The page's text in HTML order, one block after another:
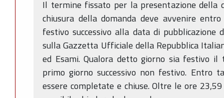
Il termine fissato per la presentazione della
chiusura della domanda deve avvenire
festivo successivo alla data di pubblicazione
sulla Gazzetta Ufficiale della Repubblica
ed Esami. Qualora detto giorno sia festivo
primo giorno successivo non festivo. Entro
essere completate e chiuse. Oltre le ore